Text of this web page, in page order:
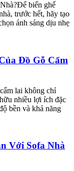
biến ghế
trước hết, hãy tạo
ánh sáng dịu nhẹ
Đồ Gỗ Cẩm
lai không chỉ
nhiều lợi ích đặc
bền và khả năng
Với Sofa Nhà